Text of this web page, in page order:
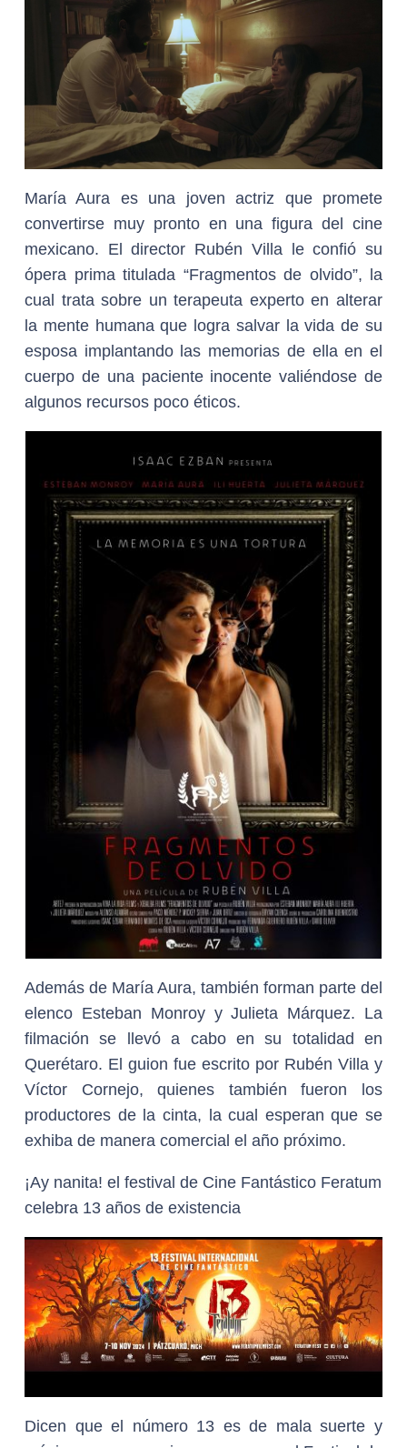
María Aura es una joven actriz que promete
convertirse muy pronto en una figura del cine
mexicano. El director Rubén Villa le confió su
ópera prima titulada “Fragmentos de olvido”, la
cual trata sobre un terapeuta experto en alterar
la mente humana que logra salvar la vida de su
esposa implantando las memorias de ella en el
cuerpo de una paciente inocente valiéndose de
algunos recursos poco éticos.
Además de María Aura, también forman parte del
elenco Esteban Monroy y Julieta Márquez. La
filmación se llevó a cabo en su totalidad en
Querétaro. El guion fue escrito por Rubén Villa y
Víctor Cornejo, quienes también fueron los
productores de la cinta, la cual esperan que se
exhiba de manera comercial el año próximo.
¡Ay nanita! el festival de Cine Fantástico Feratum
celebra 13 años de existencia
Dicen que el número 13 es de mala suerte y